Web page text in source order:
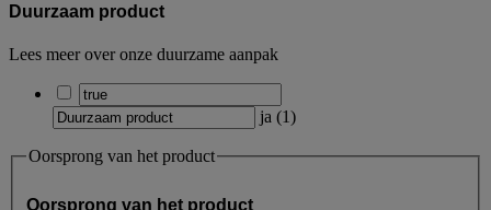
Duurzaam product
Lees meer over onze duurzame aanpak
ja (1)
Oorsprong van het product
Oorsprong van het product